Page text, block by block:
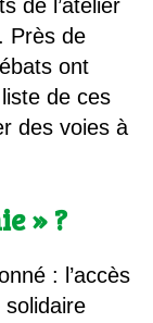
de l’atelier
Près de
ont
de ces
des voies à
» ?
: l’accès
solidaire